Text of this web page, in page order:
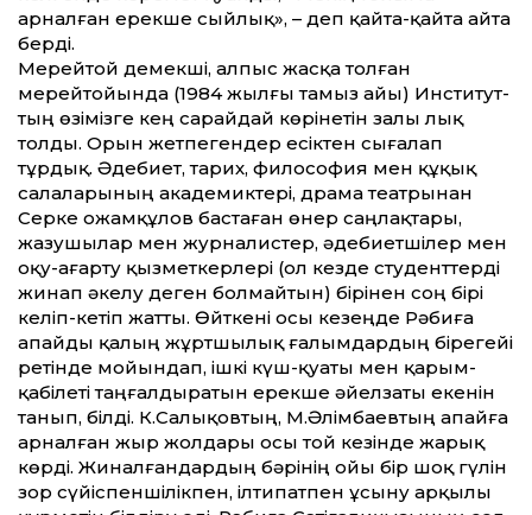
арналған ерекше сыйлық», – деп қайта-қайта айта
берді.
Мерейтой демекші, алпыс жасқа толған
мерейтойында (1984 жылғы тамыз айы) Институт­
тың өзімізге кең сарайдай көрінетін залы лық
толды. Орын жетпегендер есіктен сығалап
тұрдық. Әдебиет, тарих, философия мен құқық
салаларының академиктері, драма театрынан
Серке Қожамқұлов бастаған өнер саңлақтары,
жазушылар мен журналистер, әдебиетшілер мен
оқу-ағарту қызметкерлері (ол кез­де студент­терді
жинап әкелу деген болмайтын) бірінен соң бірі
келіп-кетіп жат­ты. Өйткені осы кезеңде Рәбиға
апайды қалың жұртшылық ғалымдардың бірегейі
ретінде мойындап, ішкі күш-қуаты мен қарым-
қабілеті таңғалдыратын ерекше әйелзаты екенін
танып, білді. К.Салықовтың, М.Әлімбаевтың апайға
арналған жыр жолдары осы той кезінде жарық
көрді. Жиналғандардың бәрінің ойы бір шоқ гүлін
зор сүйіспеншілікпен, ілтипатпен ұсыну арқылы